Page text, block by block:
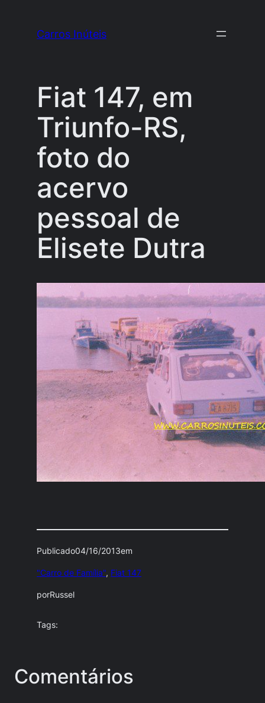
Carros Inúteis
Fiat 147, em
Triunfo-RS,
foto do
acervo
pessoal de
Elisete Dutra
Publicado04/16/2013em
"Carro de Família", Fiat 147
porRussel
Tags:
Comentários